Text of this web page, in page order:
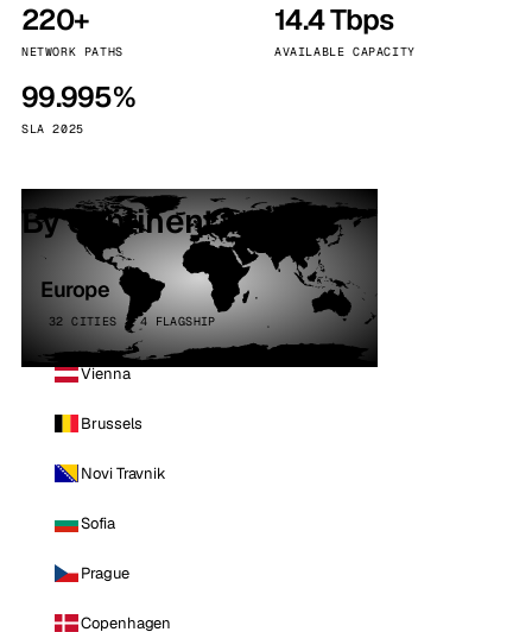
220+
NETWORK PATHS
14.4 Tbps
AVAILABLE CAPACITY
99.995%
SLA 2025
By continent
Europe
32 CITIES · 4 FLAGSHIP
Vienna
Brussels
Novi Travnik
Sofia
Prague
Copenhagen